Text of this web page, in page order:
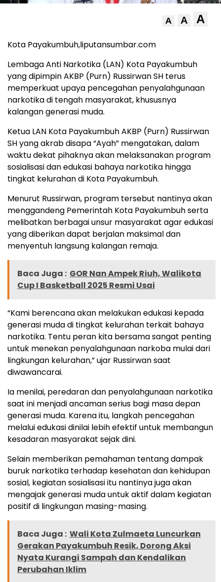
A A A
Kota Payakumbuh,liputansumbar.com
Lembaga Anti Narkotika (LAN) Kota Payakumbuh
yang dipimpin AKBP (Purn) Russirwan SH terus
memperkuat upaya pencegahan penyalahgunaan
narkotika di tengah masyarakat, khususnya
kalangan generasi muda.
Ketua LAN Kota Payakumbuh AKBP (Purn) Russirwan
SH yang akrab disapa “Ayah” mengatakan, dalam
waktu dekat pihaknya akan melaksanakan program
sosialisasi dan edukasi bahaya narkotika hingga
tingkat kelurahan di Kota Payakumbuh.
Menurut Russirwan, program tersebut nantinya akan
menggandeng Pemerintah Kota Payakumbuh serta
melibatkan berbagai unsur masyarakat agar edukasi
yang diberikan dapat berjalan maksimal dan
menyentuh langsung kalangan remaja.
Baca Juga : GOR Nan Ampek Riuh, Walikota
Cup I Basketball 2025 Resmi Usai
“Kami berencana akan melakukan edukasi kepada
generasi muda di tingkat kelurahan terkait bahaya
narkotika. Tentu peran kita bersama sangat penting
untuk menekan penyalahgunaan narkoba mulai dari
lingkungan kelurahan,” ujar Russirwan saat
diwawancarai.
Ia menilai, peredaran dan penyalahgunaan narkotika
saat ini menjadi ancaman serius bagi masa depan
generasi muda. Karena itu, langkah pencegahan
melalui edukasi dinilai lebih efektif untuk membangun
kesadaran masyarakat sejak dini.
Selain memberikan pemahaman tentang dampak
buruk narkotika terhadap kesehatan dan kehidupan
sosial, kegiatan sosialisasi itu nantinya juga akan
mengajak generasi muda untuk aktif dalam kegiatan
positif di lingkungan masing-masing.
Baca Juga : Wali Kota Zulmaeta Luncurkan
Gerakan Payakumbuh Resik, Dorong Aksi
Nyata Kurangi Sampah dan Kendalikan
Perubahan Iklim